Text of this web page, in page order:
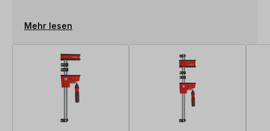
Mehr lesen